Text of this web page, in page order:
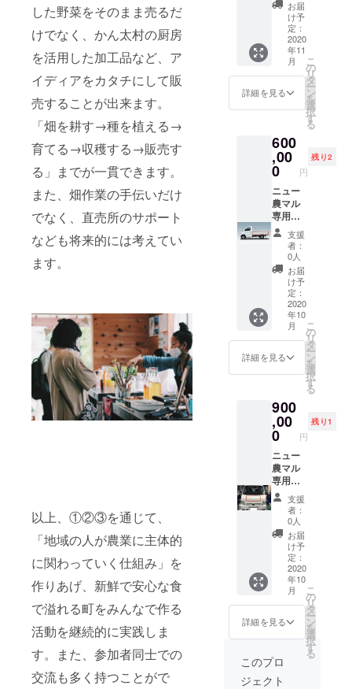
した野菜をそのまま売るだ
けでなく、かん太村の厨房
を活用した加工品など、ア
イディアをカタチにして販
売することが出来ます。
「畑を耕す→種を植える→
育てる→収穫する→販売す
る」までが一貫できます。
また、畑作業の手伝いだけ
でなく、直売所のサポート
なども将来的には考えてい
ます。
以上、①②③を通じて、
「地域の人が農業に主体的
に関わっていく仕組み」を
作りあげ、新鮮で安心な食
で溢れる町をみんなで作る
活動を継続的に実践しま
す。また、参加者同士での
交流も多く持つことがで
太村（
神奈川
県鎌倉
市関谷
685-1）
ゴール
デン街
ディー
プに飲
み歩き
券
￥500,0
00 ■所
要時
19:00-
23:00 ■
実施可
能期
間：9
月ｰ12月
の間で
の1日を
想定 ■
開催場
所：新
宿ゴー
ルデン
街 ※当
日の飲
食代は
リター
ンに含
まれま
す ※当
通費は
自己負
担とな
ります
ので予
めご了
承くだ
さい。
お届
け予
定：
2020
年11
月
詳細を見る
こ
の
リ
タ
ー
ン
を
選
択
す
る
600
,00
0 円
残り2
ニュー
農マル
専用軽
トラ 企
業ロゴ
掲載
（サイ
ド） ■
掲載期
間：9
月ｰ3月
（6ヶ
月）
支援
者：
0人
お届
け予
定：
2020
年10
月
詳細を見る
こ
の
リ
タ
ー
ン
を
選
択
す
る
900
,00
0 円
残り1
ニュー
農マル
専用軽
トラ 企
業ロゴ
掲載
（正
面） ■
掲載期
間：9
月ｰ3月
（6ヶ
月）
支援
者：
0人
お届
け予
定：
2020
年10
月
詳細を見る
こ
の
リ
タ
ー
ン
を
選
択
す
る
このプロ
ジェクト